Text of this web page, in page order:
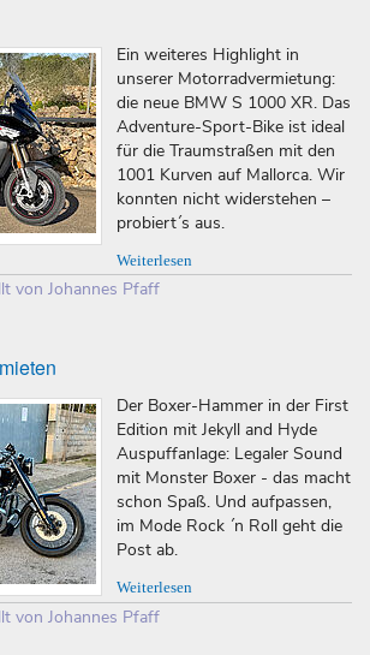
Ein weiteres Highlight in
unserer Motorradvermietung:
die neue BMW S 1000 XR. Das
Adventure-Sport-Bike ist ideal
für die Traumstraßen mit den
1001 Kurven auf Mallorca. Wir
konnten nicht widerstehen –
probiert´s aus.
Weiterlesen
von Johannes Pfaff
Der Boxer-Hammer in der First
Edition mit Jekyll and Hyde
Auspuffanlage: Legaler Sound
mit Monster Boxer - das macht
schon Spaß. Und aufpassen,
im Mode Rock ´n Roll geht die
Post ab.
Weiterlesen
von Johannes Pfaff